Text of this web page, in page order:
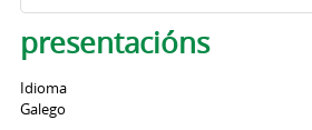
presentacións
Idioma
Galego